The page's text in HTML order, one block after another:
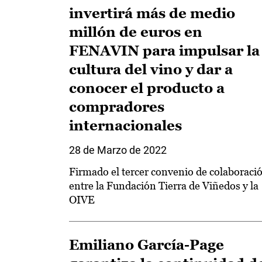
invertirá más de medio
millón de euros en
FENAVIN para impulsar la
cultura del vino y dar a
conocer el producto a
compradores
internacionales
28 de Marzo de 2022
Firmado el tercer convenio de
entre la Fundación Tierra de Viñedos y la
OIVE
Emiliano García-Page